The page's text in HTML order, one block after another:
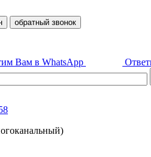
обратный звонок
Вам в WhatsApp